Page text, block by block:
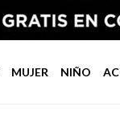
MUJER NIÑO